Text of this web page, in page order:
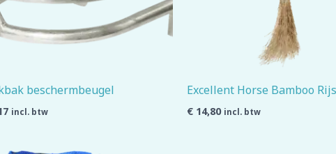
beschermbeugel
incl. btw
Excellent Horse Bamboo
€ 14,80 incl. btw